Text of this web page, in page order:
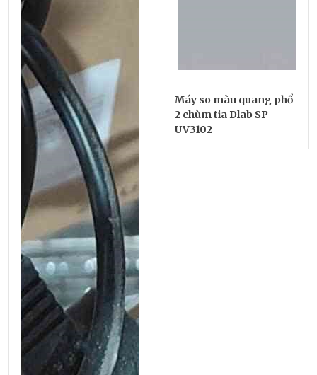
Máy so màu quang phổ
2 chùm tia Dlab SP-
UV3102